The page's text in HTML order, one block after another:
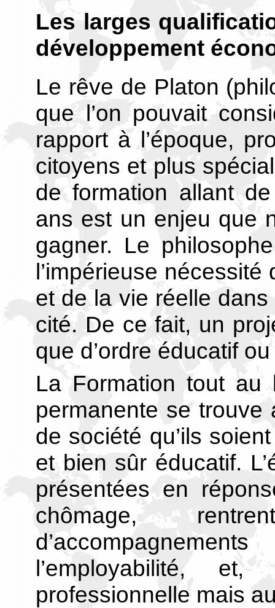
Les larges
développement
Le rêve de Platon
que l’on pouvait
rapport à l’époque,
citoyens et plus
de formation allant
ans est un enjeu que
gagner. Le
l’impérieuse nécessité
et de la vie réelle
cité. De ce fait, un
que d’ordre éducatif
La Formation tout au
permanente se
de société qu’ils
et bien sûr éducatif.
présentées en
chômage,
l’employabilité,
professionnelle mais